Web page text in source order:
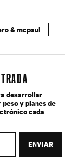
& mcpaul
desarrollar
y planes de
cada
ENVIAR